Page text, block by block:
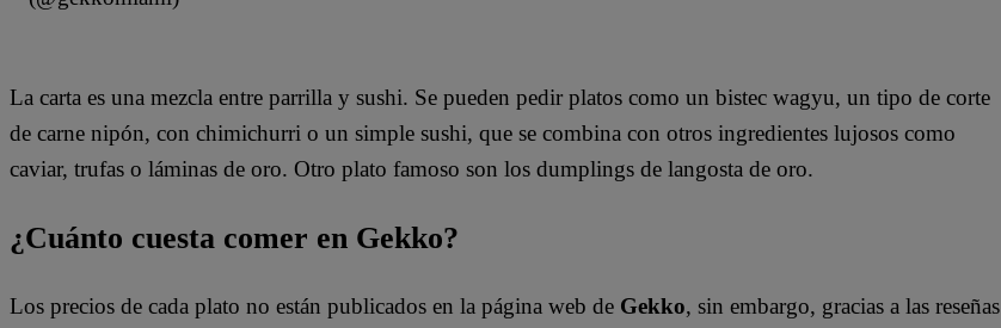
La carta es una mezcla entre parrilla y sushi. Se pueden pedir platos como un bistec wagyu, un tipo de corte
de carne nipón, con chimichurri o un simple sushi, que se combina con otros ingredientes lujosos como
caviar, trufas o láminas de oro. Otro plato famoso son los dumplings de langosta de oro.
¿Cuánto cuesta comer en Gekko?
Los precios de cada plato no están publicados en la página web de Gekko, sin embargo, gracias a las reseñas